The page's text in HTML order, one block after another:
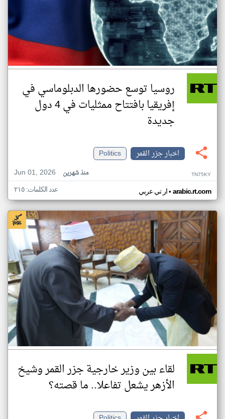
روسيا توسع حضورها الدبلوماسي في
إفريقيا بافتتاح ممثليات في 4 دول
جديدة
اخبار جزر القمر
Politics
Jun 01, 2026
منذ شهرين TN75KY
ار تي عربي• arabic.rt.com عدد الكلمات: ٢١٥
لقاء بين وزير خارجية جزر القمر وشيخ
الأزهر يشعل تفاعلا.. ما قصته؟